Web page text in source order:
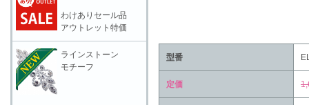
型番
定価
わけありセール品
アウトレット特価
ラインストーン
モチーフ